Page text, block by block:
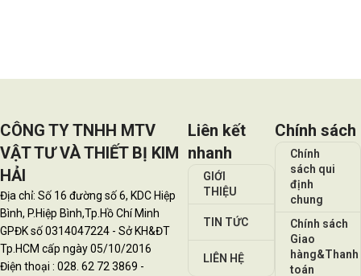
CÔNG TY TNHH MTV
VẬT TƯ VÀ THIẾT BỊ KIM
HẢI
Địa chỉ: Số 16 đường số 6, KDC Hiệp
Bình, P.Hiệp Bình,Tp.Hồ Chí Minh
GPĐK số 0314047224 - Sở KH&ĐT
Tp.HCM cấp ngày 05/10/2016
Điện thoại : 028. 62 72 3869 -
Liên kết
nhanh
GIỚI
THIỆU
TIN TỨC
LIÊN HỆ
Chính sách
Chính
sách qui
định
chung
Chính sách
Giao
hàng&Thanh
toán